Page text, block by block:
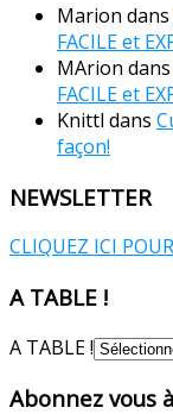
Marion dans
FACILE et
MArion dans
FACILE et
Knittl dans
façon!
NEWSLETTER
CLIQUEZ ICI
A TABLE !
A TABLE !
Abonnez vous